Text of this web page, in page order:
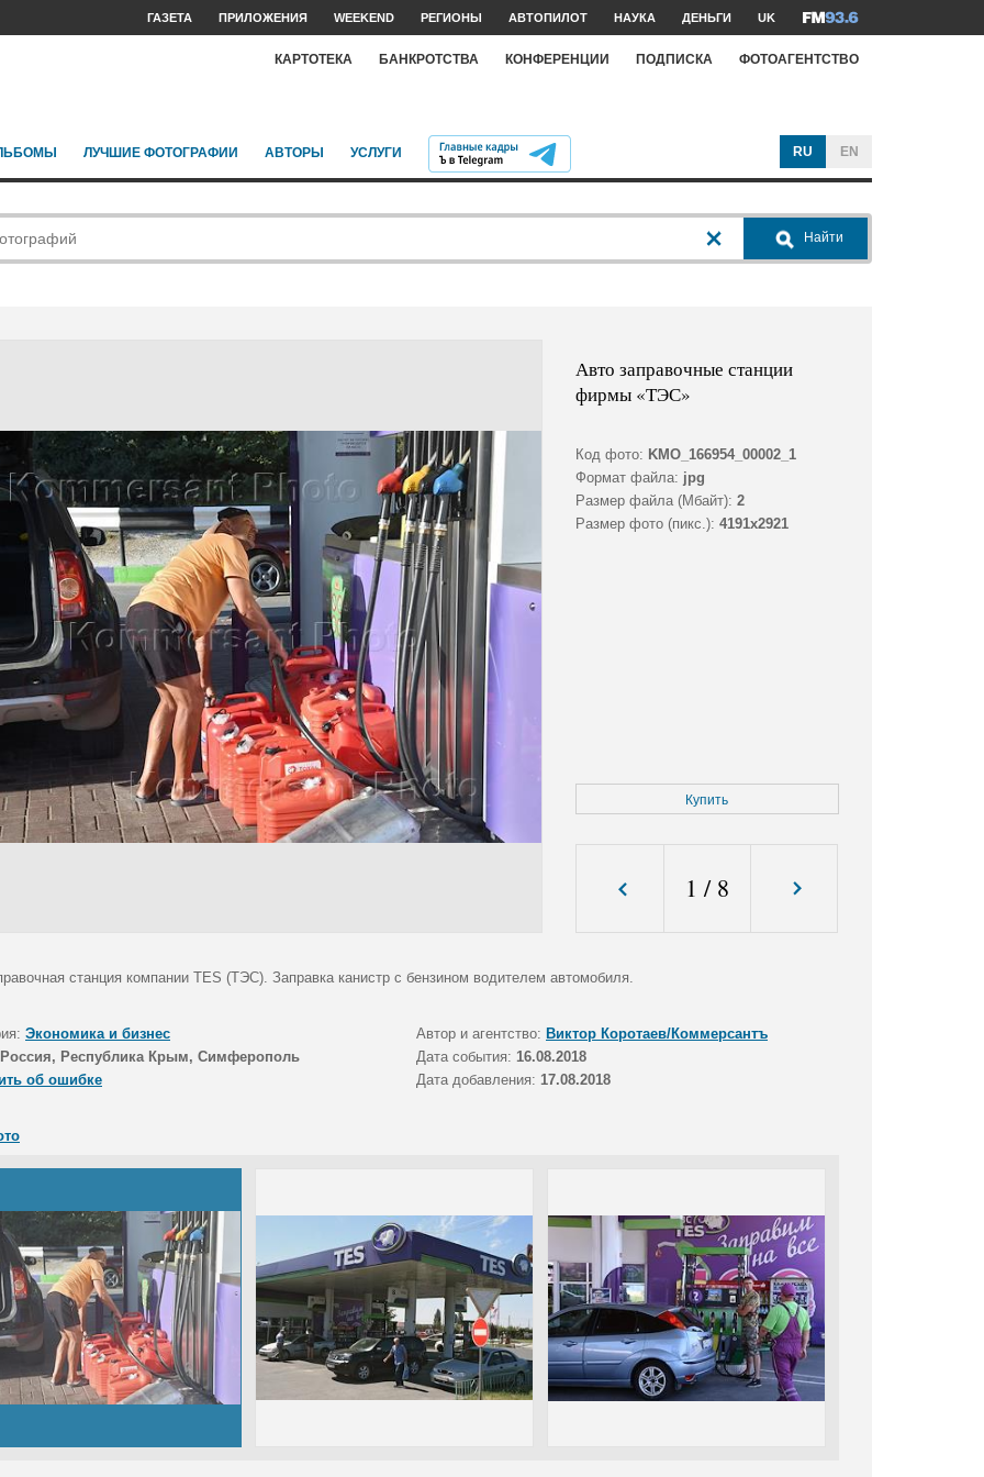
ГАЗЕТА ПРИЛОЖЕНИЯ WEEKEND РЕГИОНЫ АВТОПИЛОТ НАУКА ДЕНЬГИ UK
КАРТОТЕКА БАНКРОТСТВА КОНФЕРЕНЦИИ ПОДПИСКА ФОТОАГЕНТСТВО
ЛУЧШИЕ ФОТОГРАФИИ АВТОРЫ УСЛУГИ RU EN
Найти
Авто заправочные станции
фирмы «ТЭС»
Код фото: KMO_166954_00002_1
Формат файла: jpg
Размер файла (Мбайт): 2
Размер фото (пикс.): 4191x2921
Купить
1 / 8
станция компании TES (ТЭС). Заправка канистр с бензином водителем автомобиля.
Экономика и бизнес Автор и агентство: Виктор Коротаев/Коммерсантъ
Россия, Республика Крым, Симферополь Дата события: 16.08.2018
об ошибке
Дата добавления: 17.08.2018